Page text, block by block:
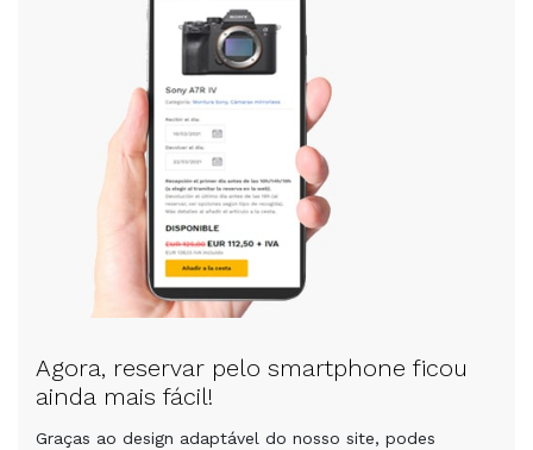
Agora, reservar pelo smartphone ficou
ainda mais fácil!
Graças ao design adaptável do nosso site, podes